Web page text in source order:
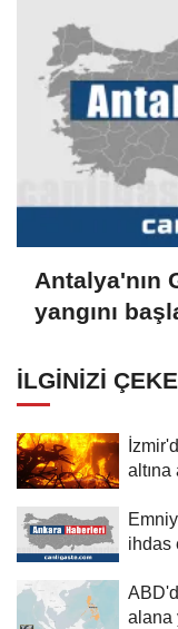
Antalya'nın
yangını
İLGINIZI
altına
ihdas
alana